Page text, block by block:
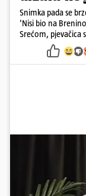
Snimka pada se
'Nisi bio na
Srećom, pjevačica